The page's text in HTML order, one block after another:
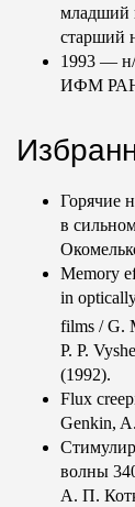
младший
старший
1993 —
ИФМ
Горячие
в
Memory
in
films / G.
P. P.
(1992).
Flux
Genkin,
волны
А. П.